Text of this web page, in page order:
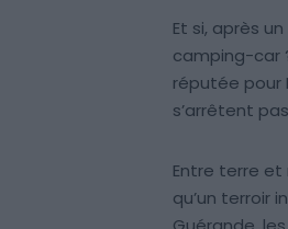
Et si, après
camping-car
réputée pour
s’arrêtent
Entre terre
qu’un terroir